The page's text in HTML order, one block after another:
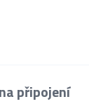
připojení